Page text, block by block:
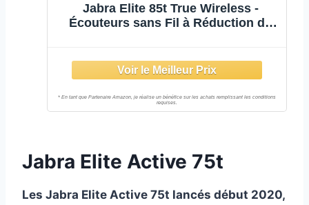
Jabra Elite 85t True Wireless -
Écouteurs sans Fil à Réduction de
Chargement sans Fil - Noir
Jabra Elite Active 75t
Les Jabra Elite Active 75t lancés début 2020,